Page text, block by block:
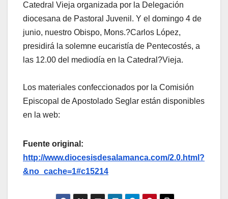
Catedral Vieja organizada por la Delegación
diocesana de Pastoral Juvenil. Y el domingo 4 de
junio, nuestro Obispo, Mons.?Carlos López,
presidirá la solemne eucaristía de Pentecostés, a
las 12.00 del mediodía en la Catedral?Vieja.
Los materiales confeccionados por la Comisión
Episcopal de Apostolado Seglar están disponibles
en la web:
Fuente original:
http://www.diocesisdesalamanca.com/2.0.html?
&no_cache=1#c15214